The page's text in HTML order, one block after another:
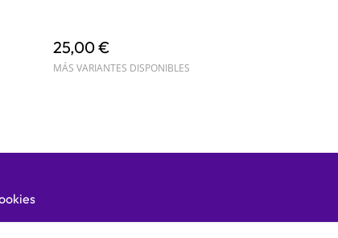
25,00 €
MÁS VARIANTES DISPONIBLES